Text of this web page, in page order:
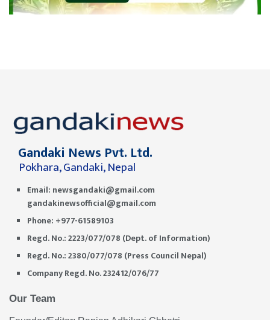
Gandaki News Pvt. Ltd.
Pokhara, Gandaki, Nepal
Email: newsgandaki@gmail.com
gandakinewsofficial@gmail.com
Phone: +977-61589103
Regd. No.: 2223/077/078 (Dept. of Information)
Regd. No.: 2380/077/078 (Press Council Nepal)
Company Regd. No. 232412/076/77
Our Team